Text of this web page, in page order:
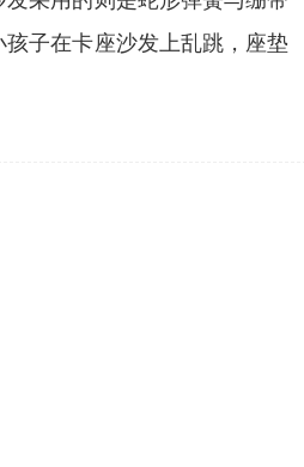
子在卡座沙发上乱跳，座垫